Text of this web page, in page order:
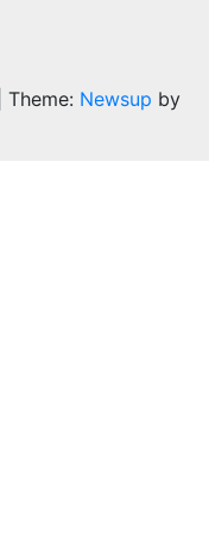
Theme: Newsup by